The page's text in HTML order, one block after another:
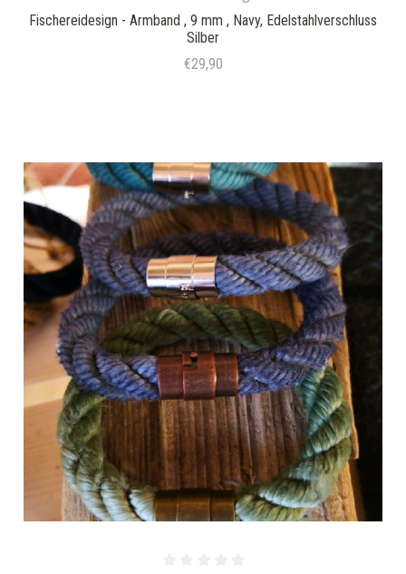
Fischereidesign - Armband , 9 mm , Navy, Edelstahlverschluss
Silber
€29,90